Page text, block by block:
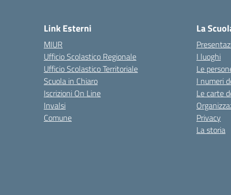
Link Esterni
MIUR
Ufficio Scolastico Regionale
Ufficio Scolastico Territoriale
Scuola in Chiaro
Iscrizioni On Line
Invalsi
Comune
La
I luoghi
Le
I numeri
Le carte
Privacy
La storia